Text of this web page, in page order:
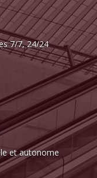
7/7, 24/24
et autonome